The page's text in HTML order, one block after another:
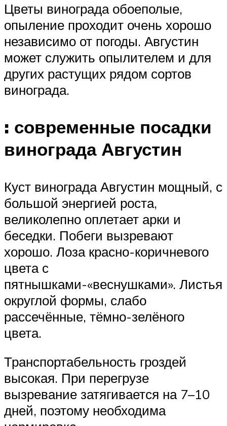
Цветы винограда обоеполые,
опыление проходит очень хорошо
независимо от погоды. Августин
может служить опылителем и для
других растущих рядом сортов
винограда.
: современные посадки
винограда Августин
Куст винограда Августин мощный, с
большой энергией роста,
великолепно оплетает арки и
беседки. Побеги вызревают
хорошо. Лоза красно-коричневого
цвета с
пятнышками-«веснушками». Листья
округлой формы, слабо
рассечённые, тёмно-зелёного
цвета.
Транспортабельность гроздей
высокая. При перегрузе
вызревание затягивается на 7–10
дней, поэтому необходима